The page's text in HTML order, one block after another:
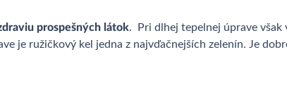
prospešných látok. Pri dlhej tepelnej úprave však
je ružičkový kel jedna z najvďačnejších zelenín. Je